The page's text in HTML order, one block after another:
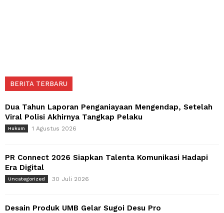
BERITA TERBARU
Dua Tahun Laporan Penganiayaan Mengendap, Setelah
Viral Polisi Akhirnya Tangkap Pelaku
Hukum 1 Agustus 2026
PR Connect 2026 Siapkan Talenta Komunikasi Hadapi
Era Digital
Uncategorized 30 Juli 2026
Desain Produk UMB Gelar Sugoi Desu Pro